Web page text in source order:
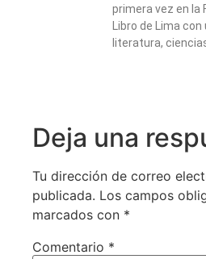
primera vez en la
Libro de Lima
literatura,
Deja una
Tu dirección de correo
publicada. Los campos
marcados con *
Comentario *